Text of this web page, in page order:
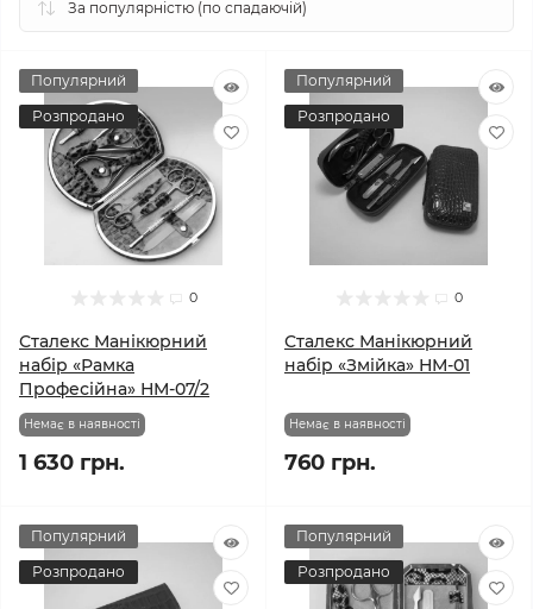
Популярний
Розпродано
0
Сталекс Манікюрний
набір «Рамка
Професійна» НМ-07/2
Немає в наявності
1 630 грн.
Популярний
Розпродано
0
Сталекс Манікюрний
набір «Змійка» НМ-01
Немає в наявності
760 грн.
Популярний
Розпродано
Популярний
Розпродано